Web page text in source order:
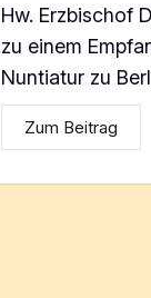
Hw. Erzbischof
zu einem
Nuntiatur zu
Zum Beitrag